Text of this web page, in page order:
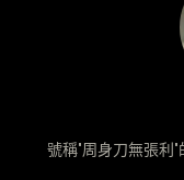
號稱"周身刀無張利